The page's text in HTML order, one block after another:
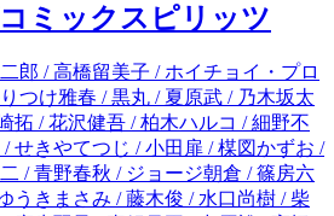
ミックスピリッツ
生羽呂 / 真鍋昌平 / 中原裕 / 高橋のぼる / 野田宏 / 柏葉ヒロ / 若木民喜 / 手原和憲 / 野村宗弘 / 原 克玄 / 真造圭伍 / 伊藤潤二 / ゴトウユキコ / 浅野いにお / 西炯子 / 片山ユキヲ / 東村アキコ / 藤井五成 / 吉本浩二 / ちはる / 高田サンコ / 長尾謙一郎 / こざき亜衣 / 三田紀房 / クリスタルな洋介 / 吉田戦車 / とよ田みのる / 福田幸江 / ねむようこ / 石ノ森章太郎 / 和田竜 / 早坂ガブ / さだやす / 深見真 / 石原まこちん / 緒里たばさ / 高橋しん / 沖田×華 / 藤堂裕 / 秀良子 / 富野由悠季 / 矢立肇 / 吉田史朗 / 武富健治 / 高尾じんぐ / 望月ミネタロウ / カレー沢薫 / 吉城モカ / 川島良彰(コーヒーハンター) / おかざき真里 / 丹羽庭 / 阿部潤 / 宮崎克 / 岩明均 / ムラタコウジ / 小田原ドラゴン / 眉月じゅん / 福本